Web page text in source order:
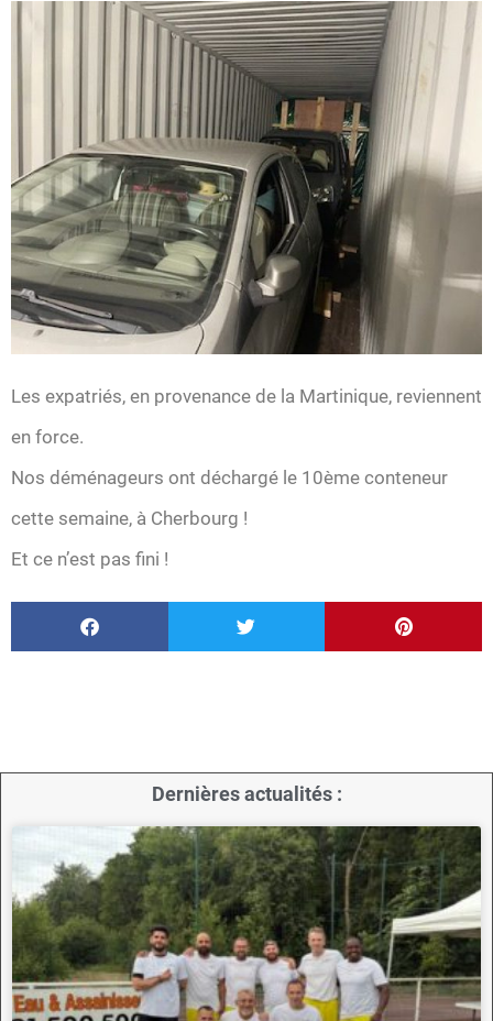
Les expatriés, en provenance de la Martinique, reviennent
en force.
Nos déménageurs ont déchargé le 10ème conteneur
cette semaine, à Cherbourg !
Et ce n’est pas fini !
Dernières actualités :